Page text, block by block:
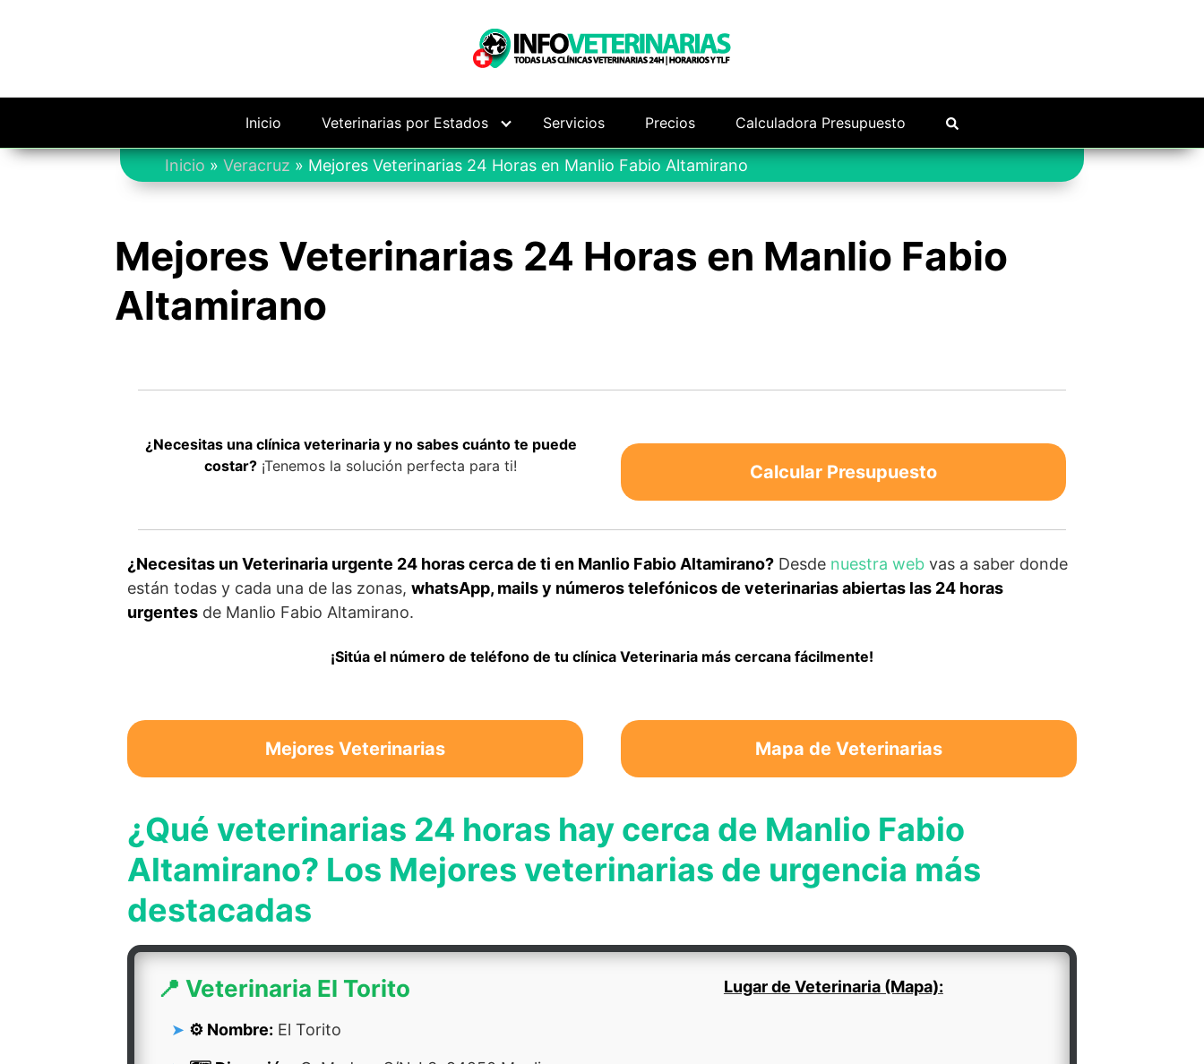
Inicio Veterinarias por Estados Servicios Precios Calculadora Presupuesto
Inicio »Veracruz » Mejores Veterinarias 24 Horas en Manlio Fabio Altamirano
Mejores Veterinarias 24 Horas en Manlio Fabio
Altamirano
¿Necesitas una clínica veterinaria y no sabes cuánto te puede
costar? ¡Tenemos la solución perfecta para ti! Calcular Presupuesto
¿Necesitas un Veterinaria urgente 24 horas cerca de ti en Manlio Fabio Altamirano? Desde nuestra web vas a saber donde
están todas y cada una de las zonas, whatsApp, mails y números telefónicos de veterinarias abiertas las 24 horas
urgentes de Manlio Fabio Altamirano.
¡Sitúa el número de teléfono de tu clínica Veterinaria más cercana fácilmente!
Mejores Veterinarias Mapa de Veterinarias
¿Qué veterinarias 24 horas hay cerca de Manlio Fabio
Altamirano? Los Mejores veterinarias de urgencia más
destacadas
📍 Veterinaria El Torito
⚙️ Nombre: El Torito
Lugar de Veterinaria (Mapa):